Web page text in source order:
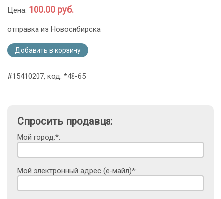
Цена: 100.00 руб.
отправка из Новосибирска
Добавить в корзину
#15410207, код: *48-65
Спросить продавца:
Мой город:*:
Мой электронный адрес (е-майл)*: